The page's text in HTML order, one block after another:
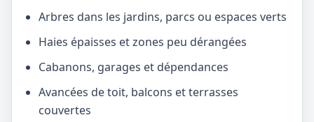
Arbres dans les jardins, parcs ou espaces verts
Haies épaisses et zones peu dérangées
Cabanons, garages et dépendances
Avancées de toit, balcons et terrasses
couvertes